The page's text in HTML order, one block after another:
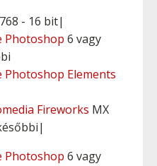
- 16 bit|
Photoshop 6 vagy
Photoshop Elements
Fireworks MX
Photoshop 6 vagy